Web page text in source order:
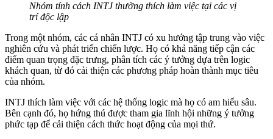
Nhóm tính cách INTJ thường thích làm việc tại các vị
trí độc lập
Trong một nhóm, các cá nhân INTJ có xu hướng tập trung vào việc
nghiên cứu và phát triển chiến lược. Họ có khả năng tiếp cận các
điểm quan trọng đặc trưng, phân tích các ý tưởng dựa trên logic
khách quan, từ đó cải thiện các phương pháp hoàn thành mục tiêu
của nhóm.
INTJ thích làm việc với các hệ thống logic mà họ có am hiểu sâu.
Bên cạnh đó, họ hứng thú được tham gia lĩnh hội những ý tưởng
phức tạp để cải thiện cách thức hoạt động của mọi thứ.